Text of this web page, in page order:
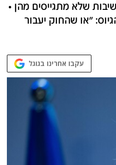
שלא מתגייסים מהן •
"או שהחוק יעבור
עקבו אחרינו בגוגל